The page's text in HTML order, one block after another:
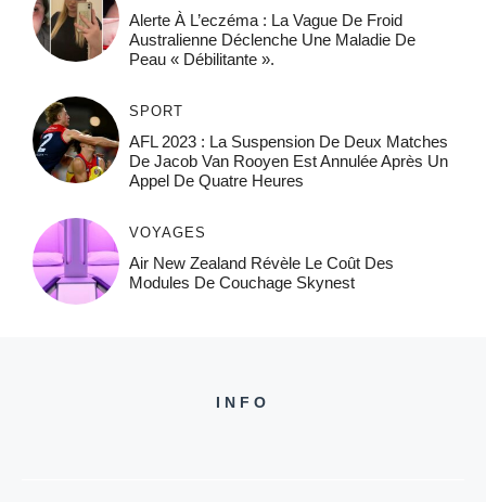
Alerte À L’eczéma : La Vague De Froid
Australienne Déclenche Une Maladie De
Peau « Débilitante ».
SPORT
AFL 2023 : La Suspension De Deux Matches
De Jacob Van Rooyen Est Annulée Après Un
Appel De Quatre Heures
VOYAGES
Air New Zealand Révèle Le Coût Des
Modules De Couchage Skynest
INFO